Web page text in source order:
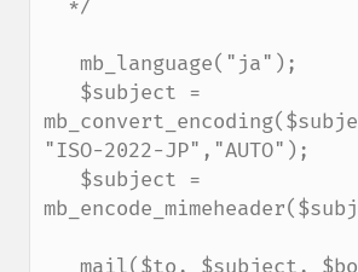
"ISO-2022-JP","AUTO");